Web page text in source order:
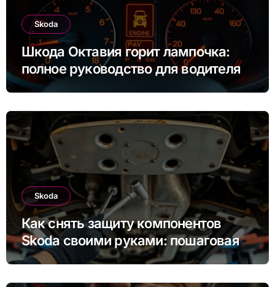
Skoda
Шкода Октавия горит лампочка:
полное руководство для водителя
Skoda
Как снять защиту компонентов
Skoda своими руками: пошаговая
инструкция для Rapid, Octavia и